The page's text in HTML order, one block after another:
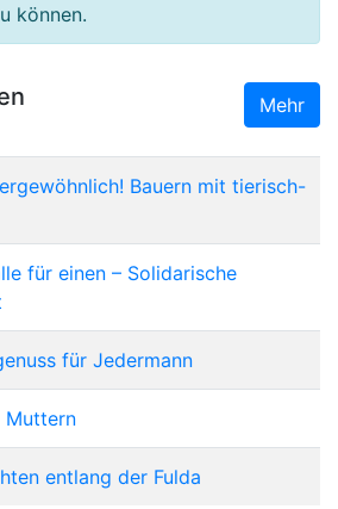
können.
Mehr
Bauern mit tierisch-
für einen – Solidarische
für Jedermann
Muttern
entlang der Fulda